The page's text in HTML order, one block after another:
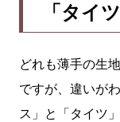
「タイ
どれも薄手の生
ですが、違いが
ス」と「タイツ」